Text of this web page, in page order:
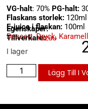
VG-halt: 70% PG-halt:
Flaskans storlek: 120ml
E-juice i flaskan: 100ml
Egenskaper:
Dessert,Dryck,
Tillverkare:Yazuu
I lager
Lägg Till I